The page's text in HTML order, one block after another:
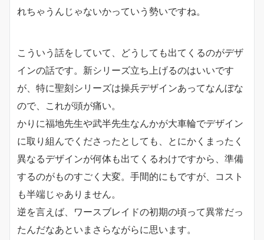
れちゃうんじゃないかっていう勢いですね。
こういう話をしていて、どうしても出てくるのがデザ
インの話です。新シリーズ立ち上げるのはいいです
が、特に聖刻シリーズは操兵デザインあってなんぼな
ので、これが頭が痛い。
かりに福地先生や武半先生なんかが大車輪でデザイン
に取り組んでくださったとしても、とにかくまったく
異なるデザインが何体も出てくるわけですから、準備
するのがものすごく大変。手間的にもですが、コスト
も半端じゃありません。
逆を言えば、ワースブレイドの初期の頃って異常だっ
たんだなあといまさらながらに思います。